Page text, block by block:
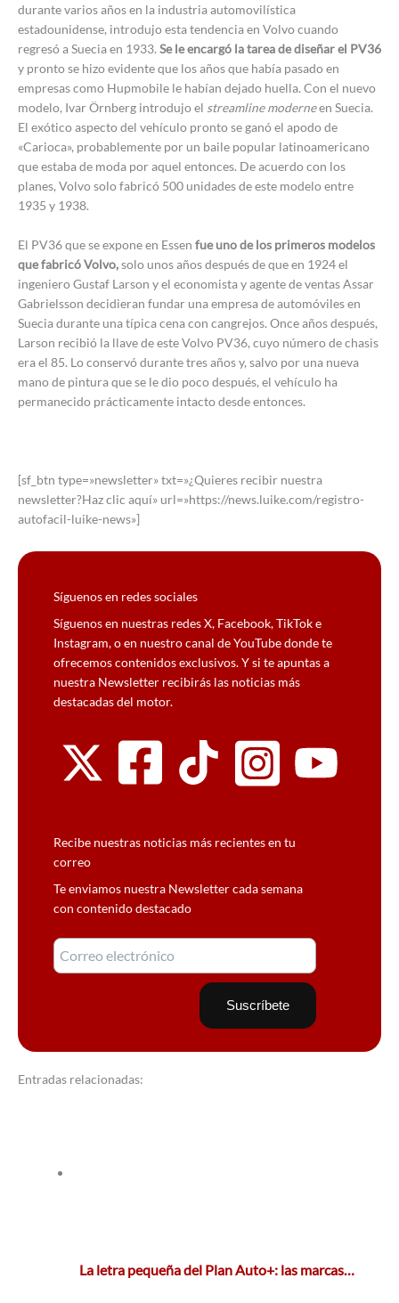
durante varios años en la industria automovilística
estadounidense, introdujo esta tendencia en Volvo cuando
regresó a Suecia en 1933. Se le encargó la tarea de diseñar el PV36
y pronto se hizo evidente que los años que había pasado en
empresas como Hupmobile le habían dejado huella. Con el nuevo
modelo, Ivar Örnberg introdujo el streamline moderneen Suecia.
El exótico aspecto del vehículo pronto se ganó el apodo de
«Carioca», probablemente por un baile popular latinoamericano
que estaba de moda por aquel entonces. De acuerdo con los
planes, Volvo solo fabricó 500 unidades de este modelo entre
1935 y 1938.
El PV36 que se expone en Essen fue uno de los primeros modelos
que fabricó Volvo,solo unos años después de que en 1924 el
ingeniero Gustaf Larson y el economista y agente de ventas Assar
Gabrielsson decidieran fundar una empresa de automóviles en
Suecia durante una típica cena con cangrejos. Once años después,
Larson recibió la llave de este Volvo PV36, cuyo número de chasis
era el 85. Lo conservó durante tres años y, salvo por una nueva
mano de pintura que se le dio poco después, el vehículo ha
permanecido prácticamente intacto desde entonces.
[sf_btn type=»newsletter» txt=»¿Quieres recibir nuestra
newsletter?Haz clic aquí» url=»https://news.luike.com/registro-
autofacil-luike-news»]
Síguenos en redes sociales
Síguenos en nuestras redes X, Facebook, TikTok e
Instagram, o en nuestro canal de YouTube donde te
ofrecemos contenidos exclusivos. Y si te apuntas a
nuestra Newsletter recibirás las noticias más
destacadas del motor.
Recibe nuestras noticias más recientes en tu
correo
Te enviamos nuestra Newsletter cada semana
con contenido destacado
Entradas relacionadas:
La letra pequeña del Plan Auto+: las marcas…